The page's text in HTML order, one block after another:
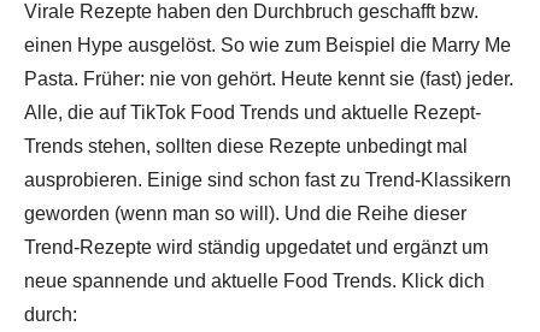
Virale Rezepte haben den Durchbruch geschafft bzw.
einen Hype ausgelöst. So wie zum Beispiel die Marry Me
Pasta. Früher: nie von gehört. Heute kennt sie (fast) jeder.
Alle, die auf TikTok Food Trends und aktuelle Rezept-
Trends stehen, sollten diese Rezepte unbedingt mal
ausprobieren. Einige sind schon fast zu Trend-Klassikern
geworden (wenn man so will). Und die Reihe dieser
Trend-Rezepte wird ständig upgedatet und ergänzt um
neue spannende und aktuelle Food Trends. Klick dich
durch: